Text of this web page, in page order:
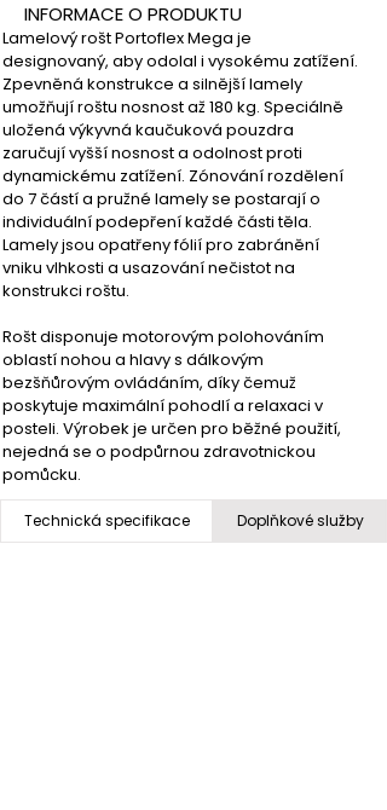
INFORMACE O PRODUKTU
Lamelový rošt Portoflex Mega je
designovaný, aby odolal i vysokému zatížení.
Zpevněná konstrukce a silnější lamely
umožňují roštu nosnost až 180 kg. Speciálně
uložená výkyvná kaučuková pouzdra
zaručují vyšší nosnost a odolnost proti
dynamickému zatížení. Zónování rozdělení
do 7 částí a pružné lamely se postarají o
individuální podepření každé části těla.
Lamely jsou opatřeny fólií pro zabránění
vniku vlhkosti a usazování nečistot na
konstrukci roštu.
Rošt disponuje motorovým polohováním
oblastí nohou a hlavy s dálkovým
bezšňůrovým ovládáním, díky čemuž
poskytuje maximální pohodlí a relaxaci v
posteli. Výrobek je určen pro běžné použití,
nejedná se o podpůrnou zdravotnickou
pomůcku.
Technická specifikace Doplňkové služby